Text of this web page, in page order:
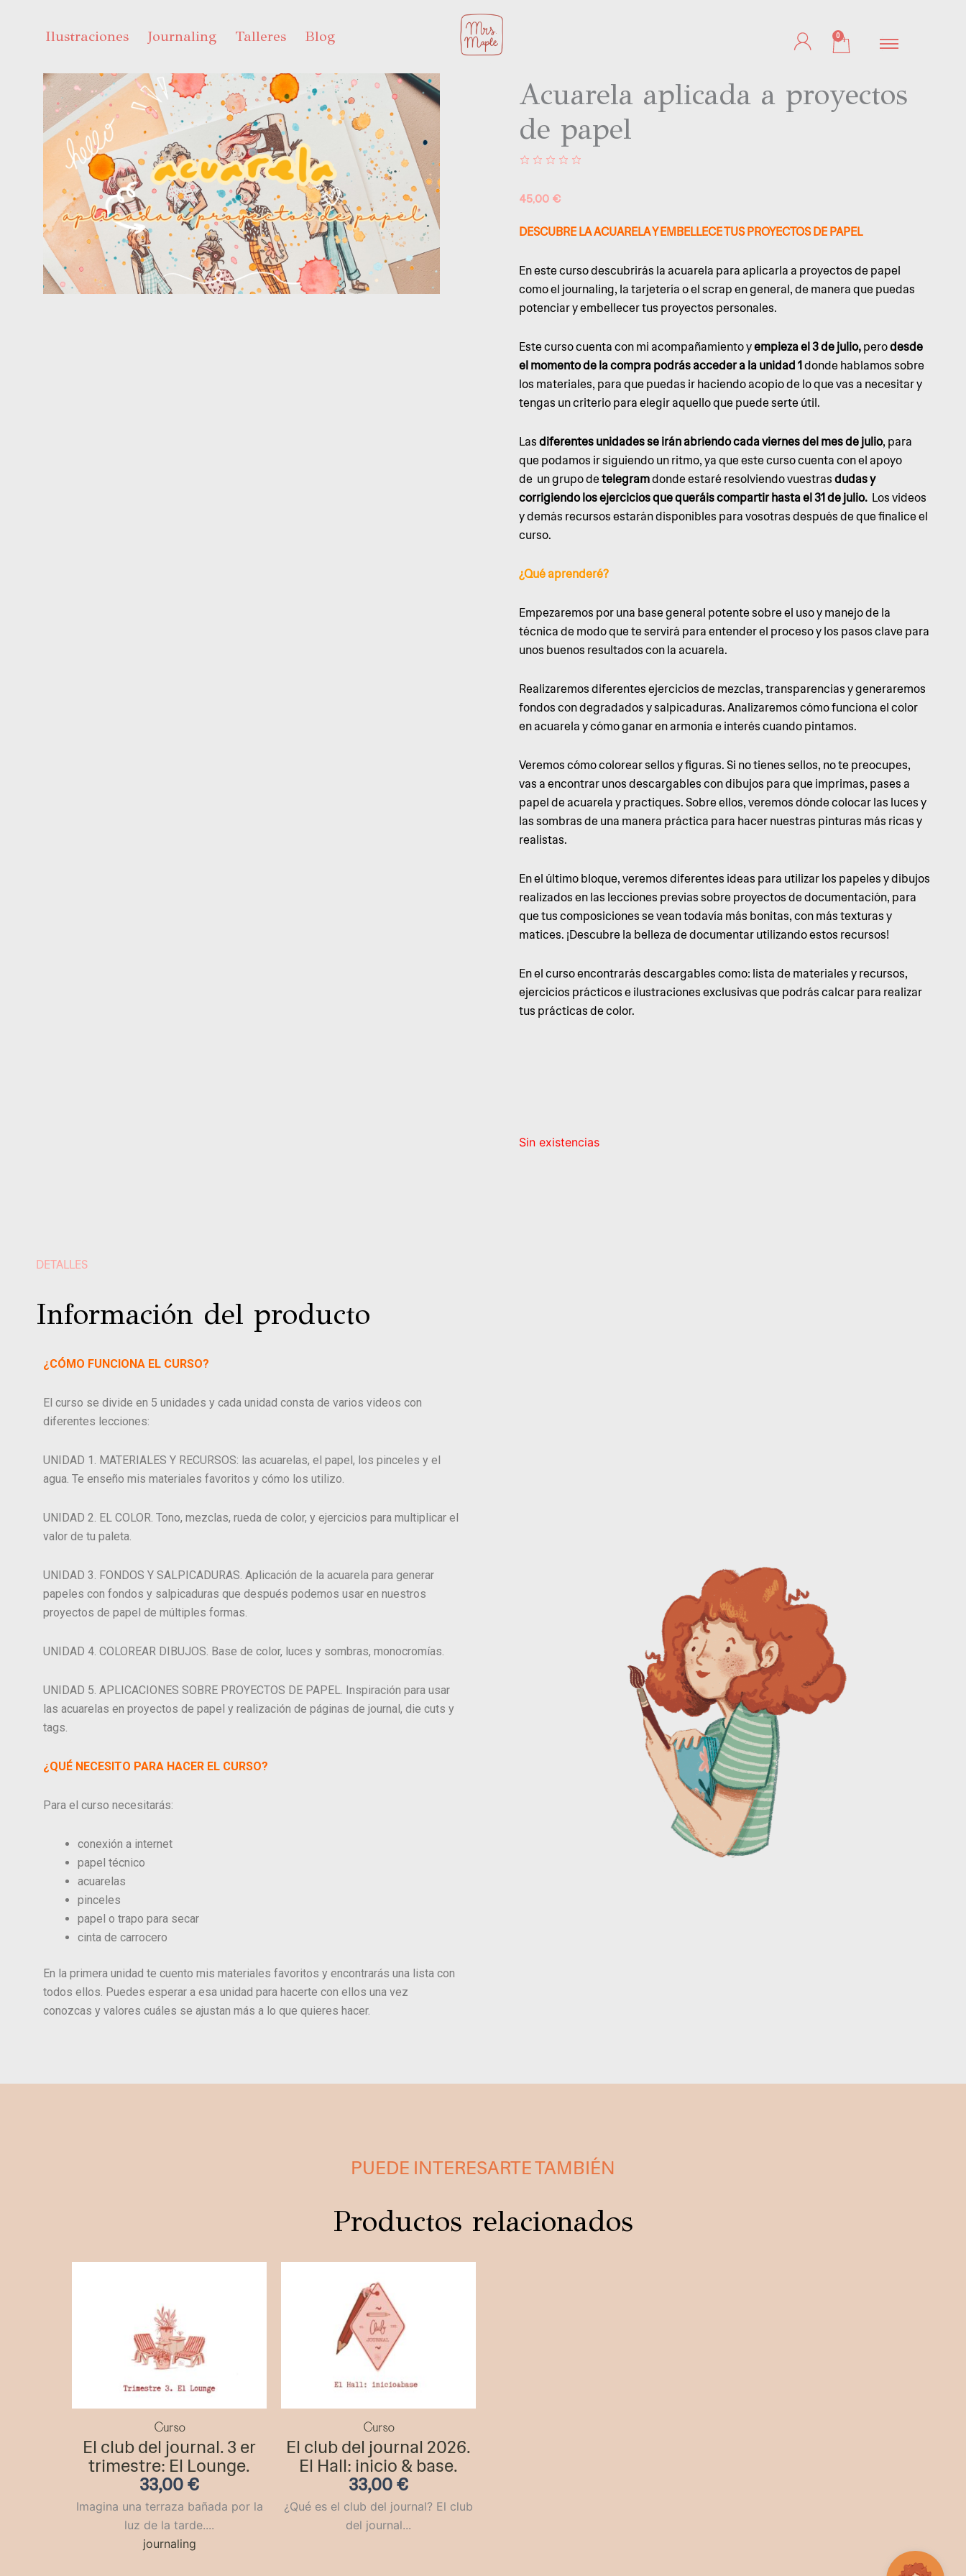
Ilustraciones Journaling Talleres Blog 0
Cart
Acuarela aplicada a proyectos
de papel
45,00 €
DESCUBRE LA ACUARELA Y EMBELLECE TUS PROYECTOS DE PAPEL
En este curso descubrirás la acuarela para aplicarla a proyectos de papel
como el journaling, la tarjetería o el scrap en general, de manera que puedas
potenciar y embellecer tus proyectos personales.
Este curso cuenta con mi acompañamiento yempieza el 3 de julio,perodesde
el momento de la compra podrás acceder a la unidad 1donde hablamos sobre
los materiales, para que puedas ir haciendo acopio de lo que vas a necesitar y
tengas un criterio para elegir aquello que puede serte útil.
Lasdiferentes unidades se irán abriendo cada viernes del mes de julio, para
que podamos ir siguiendo un ritmo, ya que este curso cuenta con el apoyo
de un grupo detelegramdonde estaré resolviendo vuestrasdudas y
corrigiendo los ejercicios que queráis compartir hasta el 31 de julio. Los videos
y demás recursos estarán disponibles para vosotras después de que finalice el
curso.
¿Qué aprenderé?
Empezaremos por una base general potente sobre el uso y manejo de la
técnica de modo que te servirá para entender el proceso y los pasos clave para
unos buenos resultados con la acuarela.
Realizaremos diferentes ejercicios de mezclas, transparencias y generaremos
fondos con degradados y salpicaduras. Analizaremos cómo funciona el color
en acuarela y cómo ganar en armonía e interés cuando pintamos.
Veremos cómo colorear sellos y figuras. Si no tienes sellos, no te preocupes,
vas a encontrar unos descargables con dibujos para que imprimas, pases a
papel de acuarela y practiques. Sobre ellos, veremos dónde colocar las luces y
las sombras de una manera práctica para hacer nuestras pinturas más ricas y
realistas.
En el último bloque, veremos diferentes ideas para utilizar los papeles y dibujos
realizados en las lecciones previas sobre proyectos de documentación, para
que tus composiciones se vean todavía más bonitas, con más texturas y
matices. ¡Descubre la belleza de documentar utilizando estos recursos!
En el curso encontrarás descargables como: lista de materiales y recursos,
ejercicios prácticos e ilustraciones exclusivas que podrás calcar para realizar
tus prácticas de color.
Sin existencias
DETALLES
Información del producto
¿CÓMO FUNCIONA EL CURSO?
El curso se divide en 5 unidades y cada unidad consta de varios videos con
diferentes lecciones:
UNIDAD 1. MATERIALES Y RECURSOS: las acuarelas, el papel, los pinceles y el
agua. Te enseño mis materiales favoritos y cómo los utilizo.
UNIDAD 2. EL COLOR. Tono, mezclas, rueda de color, y ejercicios para multiplicar el
valor de tu paleta.
UNIDAD 3. FONDOS Y SALPICADURAS. Aplicación de la acuarela para generar
papeles con fondos y salpicaduras que después podemos usar en nuestros
proyectos de papel de múltiples formas.
UNIDAD 4. COLOREAR DIBUJOS. Base de color, luces y sombras, monocromías.
UNIDAD 5. APLICACIONES SOBRE PROYECTOS DE PAPEL. Inspiración para usar
las acuarelas en proyectos de papel y realización de páginas de journal, die cuts y
tags.
¿QUÉ NECESITO PARA HACER EL CURSO?
Para el curso necesitarás:
conexión a internet
papel técnico
acuarelas
pinceles
papel o trapo para secar
cinta de carrocero
En la primera unidad te cuento mis materiales favoritos y encontrarás una lista con
todos ellos. Puedes esperar a esa unidad para hacerte con ellos una vez
conozcas y valores cuáles se ajustan más a lo que quieres hacer.
PUEDE INTERESARTE TAMBIÉN
Productos relacionados
Curso
El club del journal. 3 er
trimestre: El Lounge.
33,00€
Imagina una terraza bañada por la
luz de la tarde....
journaling
Curso
El club del journal 2026.
El Hall: inicio & base.
33,00€
¿Qué es el club del journal? El club
del journal...